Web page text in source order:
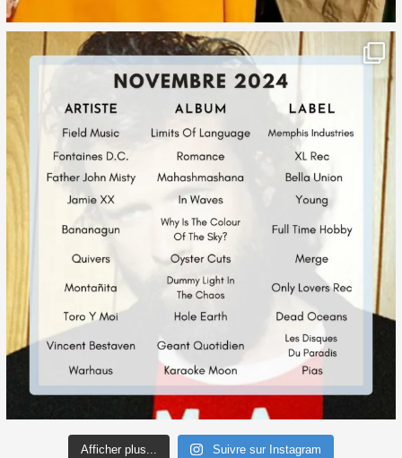
Afficher plus... Suivre sur Instagram